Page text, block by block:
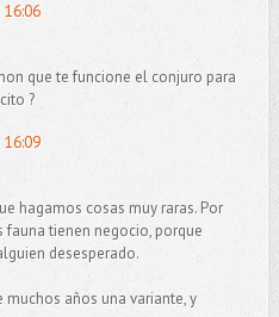
que te funcione el conjuro para
?
hagamos cosas muy raras. Por
fauna tienen negocio, porque
desesperado.
muchos años una variante, y